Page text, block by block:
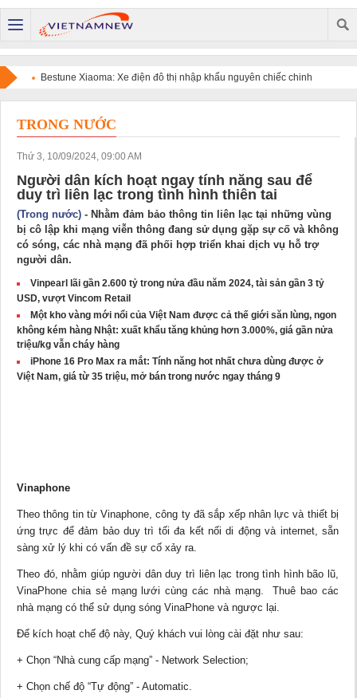
Bestune Xiaoma: Xe điện đô thị nhập khẩu nguyên chiếc chinh
phục người dùng bằng chất lượng quốc tế và sự tiện dụng
TRONG NƯỚC
Thứ 3, 10/09/2024, 09:00 AM
Người dân kích hoạt ngay tính năng sau để
duy trì liên lạc trong tình hình thiên tai
(Trong nước) - Nhằm đảm bảo thông tin liên lạc tại những vùng
bị cô lập khi mạng viễn thông đang sử dụng gặp sự cố và không
có sóng, các nhà mạng đã phối hợp triển khai dịch vụ hỗ trợ
người dân.
Vinpearl lãi gần 2.600 tỷ trong nửa đầu năm 2024, tài sản gần 3 tỷ
USD, vượt Vincom Retail
Một kho vàng mới nổi của Việt Nam được cả thế giới săn lùng, ngon
không kém hàng Nhật: xuất khẩu tăng khủng hơn 3.000%, giá gần nửa
triệu/kg vẫn cháy hàng
iPhone 16 Pro Max ra mắt: Tính năng hot nhất chưa dùng được ở
Việt Nam, giá từ 35 triệu, mở bán trong nước ngay tháng 9
Vinaphone
Theo thông tin từ Vinaphone, công ty đã sắp xếp nhân lực và thiết bị
ứng trực để đảm bảo duy trì tối đa kết nối di động và internet, sẵn
sàng xử lý khi có vấn đề sự cố xảy ra.
Theo đó, nhằm giúp người dân duy trì liên lạc trong tình hình bão lũ,
VinaPhone chia sẻmạng lưới cùng các nhà mạng. Thuê bao các
nhà mạng có thể sử dụng sóng VinaPhone và ngược lại.
Để kích hoạt chế độ này, Quý khách vui lòng cài đặt như sau:
+ Chọn “Nhà cung cấp mạng” - Network Selection;
+ Chọn chế độ “Tự động” - Automatic.